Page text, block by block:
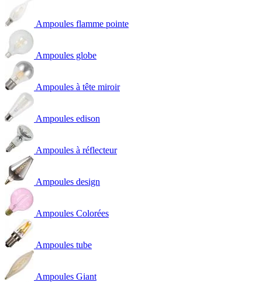
Ampoules flamme pointe
Ampoules globe
Ampoules à tête miroir
Ampoules edison
Ampoules à réflecteur
Ampoules design
Ampoules Colorées
Ampoules tube
Ampoules Giant